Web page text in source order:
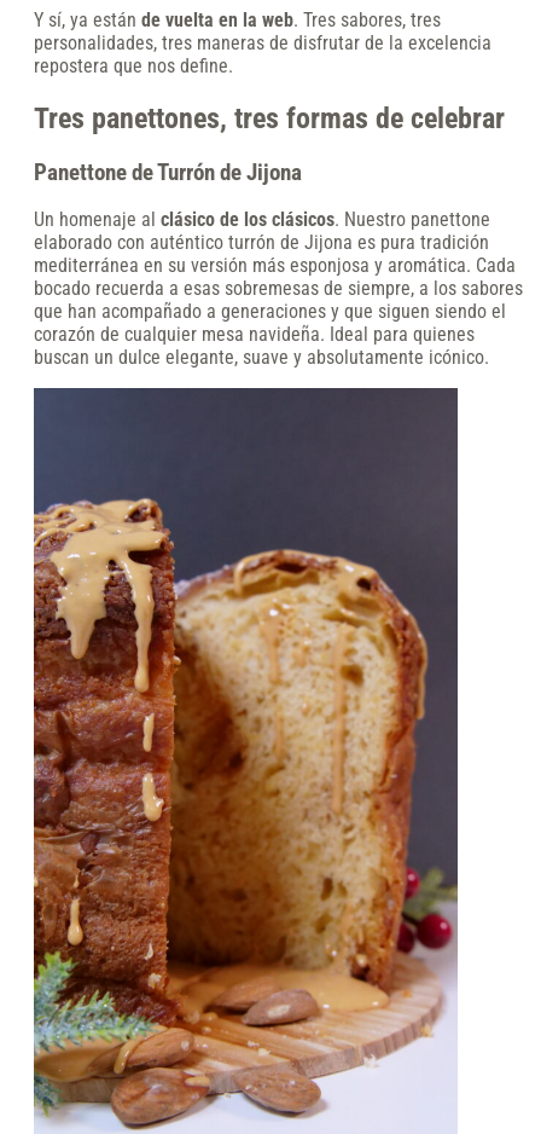
Y sí, ya están de vuelta en la web. Tres sabores, tres
personalidades, tres maneras de disfrutar de la excelencia
repostera que nos define.
Tres panettones, tres formas de celebrar
Panettone de Turrón de Jijona
Un homenaje al clásico de los clásicos. Nuestro panettone
elaborado con auténtico turrón de Jijona es pura tradición
mediterránea en su versión más esponjosa y aromática. Cada
bocado recuerda a esas sobremesas de siempre, a los sabores
que han acompañado a generaciones y que siguen siendo el
corazón de cualquier mesa navideña. Ideal para quienes
buscan un dulce elegante, suave y absolutamente icónico.